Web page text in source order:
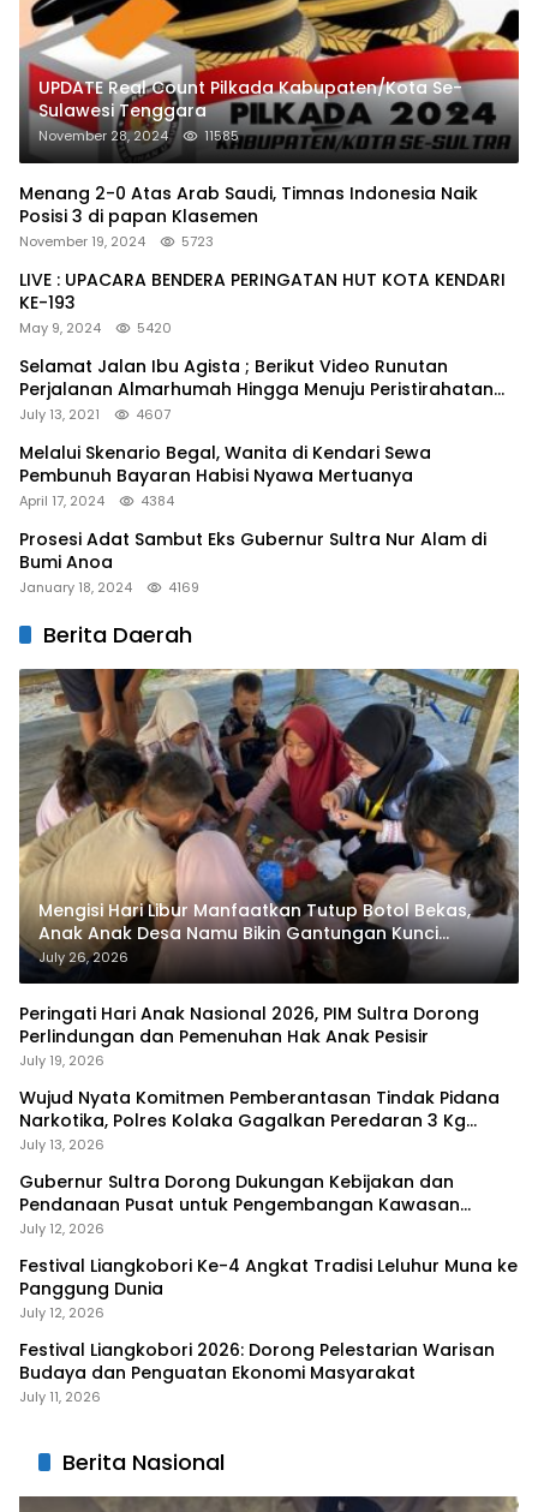
UPDATE Real Count Pilkada Kabupaten/Kota Se-
Sulawesi Tenggara
November 28, 2024 11585
Menang 2-0 Atas Arab Saudi, Timnas Indonesia Naik
Posisi 3 di papan Klasemen
November 19, 2024 5723
LIVE : UPACARA BENDERA PERINGATAN HUT KOTA KENDARI
KE-193
May 9, 2024 5420
Selamat Jalan Ibu Agista ; Berikut Video Runutan
Perjalanan Almarhumah Hingga Menuju Peristirahatan
Terakhir
July 13, 2021 4607
Melalui Skenario Begal, Wanita di Kendari Sewa
Pembunuh Bayaran Habisi Nyawa Mertuanya
April 17, 2024 4384
Prosesi Adat Sambut Eks Gubernur Sultra Nur Alam di
Bumi Anoa
January 18, 2024 4169
Berita Daerah
Mengisi Hari Libur Manfaatkan Tutup Botol Bekas,
Anak Anak Desa Namu Bikin Gantungan Kunci
Bernilai Ekonomi
July 26, 2026
Peringati Hari Anak Nasional 2026, PIM Sultra Dorong
Perlindungan dan Pemenuhan Hak Anak Pesisir
July 19, 2026
Wujud Nyata Komitmen Pemberantasan Tindak Pidana
Narkotika, Polres Kolaka Gagalkan Peredaran 3 Kg
Sabu-Sabu
July 13, 2026
Gubernur Sultra Dorong Dukungan Kebijakan dan
Pendanaan Pusat untuk Pengembangan Kawasan
Liangkobhori
July 12, 2026
Festival Liangkobori Ke-4 Angkat Tradisi Leluhur Muna ke
Panggung Dunia
July 12, 2026
Festival Liangkobori 2026: Dorong Pelestarian Warisan
Budaya dan Penguatan Ekonomi Masyarakat
July 11, 2026
Berita Nasional